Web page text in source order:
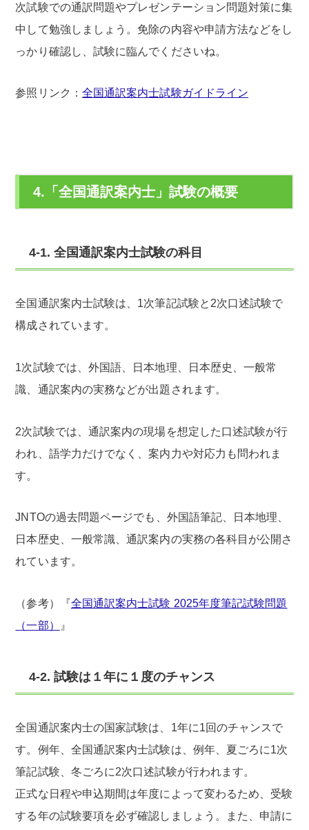
次試験での通訳問題やプレゼンテーション問題対策に集
中して勉強しましょう。免除の内容や申請方法などをし
っかり確認し、試験に臨んでくださいね。
参照リンク： 全国通訳案内士試験ガイドライン
4.「全国通訳案内士」試験の概要
4-1. 全国通訳案内士試験の科目
全国通訳案内士試験は、1次筆記試験と2次口述試験で
構成されています。
1次試験では、外国語、日本地理、日本歴史、一般常
識、通訳案内の実務などが出題されます。
2次試験では、通訳案内の現場を想定した口述試験が行
われ、語学力だけでなく、案内力や対応力も問われま
す。
JNTOの過去問題ページでも、外国語筆記、日本地理、
日本歴史、一般常識、通訳案内の実務の各科目が公開さ
れています。
（参考）『全国通訳案内士試験 2025年度筆記試験問題
（一部）
』
4-2. 試験は１年に１度のチャンス
全国通訳案内士の国家試験は、1年に1回のチャンスで
す。例年、全国通訳案内士試験は、例年、夏ごろに1次
筆記試験、冬ごろに2次口述試験が行われます。
正式な日程や申込期間は年度によって変わるため、受験
する年の試験要項を必ず確認しましょう。また、申請に